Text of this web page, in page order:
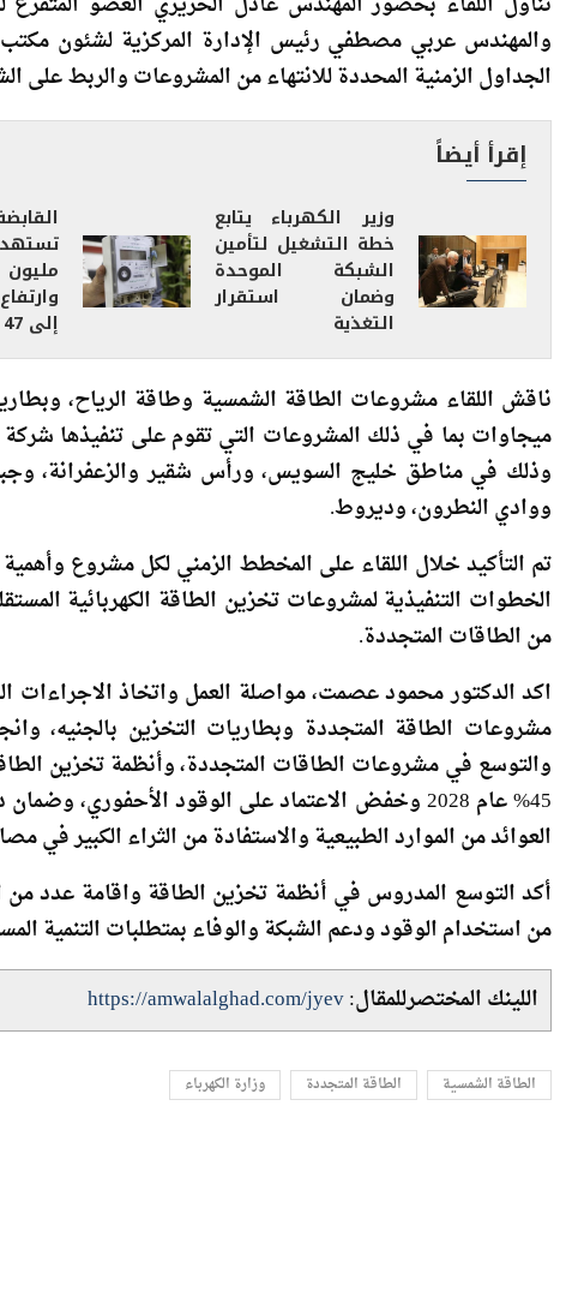
الجداول الزمنية المحددة للانتهاء من المشروعات والربط على الشبكة
إقرأ أيضاً
خطة التشغيل لتأمين
الشبكة الموحدة
وضمان استقرار
التغذية
إلى 47 مليون مشترك
وذلك في مناطق خليج السويس، ورأس شقير والزعفرانة،
ووادي النطرون، وديروط.
تم التأكيد خلال اللقاء على المخطط الزمني لكل مشروع
الخطوات التنفيذية لمشروعات تخزين الطاقة الكهربائية
من الطاقات المتجددة.
اكد الدكتور محمود عصمت، مواصلة العمل واتخاذ الاجراءات
مشروعات الطاقة المتجددة وبطاريات التخزين بالجنيه،
والتوسع في مشروعات الطاقات المتجددة، وأنظمة تخزين
45% عام 2028 وخفض الاعتماد على الوقود الأحفوري،
العوائد من الموارد الطبيعية والاستفادة من الثراء الكبير في
أكد التوسع المدروس في أنظمة تخزين الطاقة واقامة عدد من
من استخدام الوقود ودعم الشبكة والوفاء بمتطلبات التنمية
اللينك المختصرللمقال:https://amwalalghad.com/jyev